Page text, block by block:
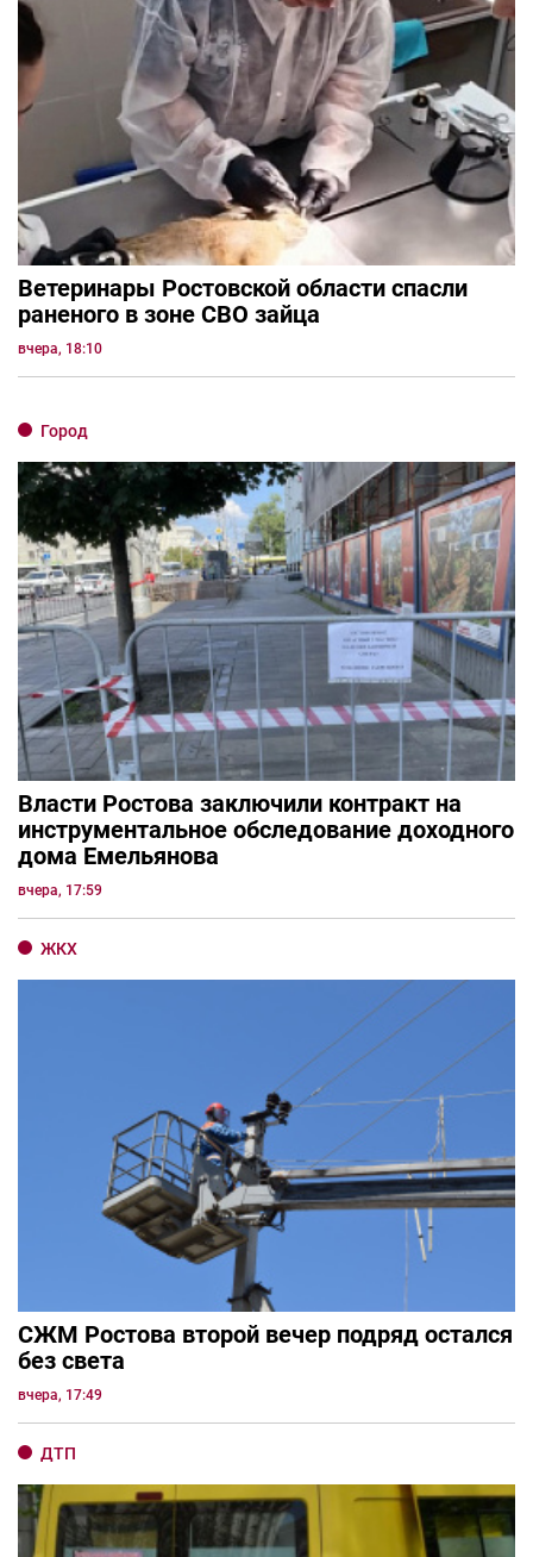
Ветеринары Ростовской области спасли
раненого в зоне СВО зайца
вчера, 18:10
Город
Власти Ростова заключили контракт на
инструментальное обследование доходного
дома Емельянова
вчера, 17:59
ЖКХ
СЖМ Ростова второй вечер подряд остался
без света
вчера, 17:49
ДТП